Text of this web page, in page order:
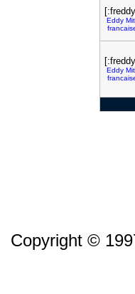
Eddy
Eddy
Copyright ©